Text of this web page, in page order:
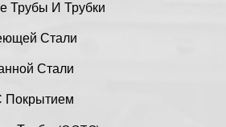
Трубы И Трубки
Стали
Стали
Покрытием